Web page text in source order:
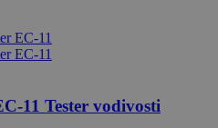
11 Tester vodivosti